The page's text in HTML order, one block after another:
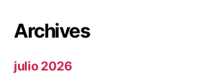
Archives
julio 2026